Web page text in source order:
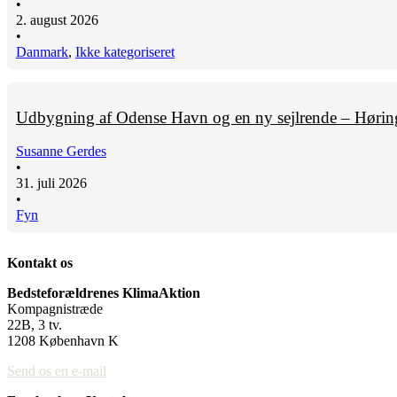
•
2. august 2026
•
Danmark, Ikke kategoriseret
Udbygning af Odense Havn og en ny sejlrende –
Susanne Gerdes
•
31. juli 2026
•
Fyn
Kontakt os
Bedsteforældrenes KlimaAktion
Kompagnistræde
22B, 3 tv.
1208 København K
Send os en e-mail